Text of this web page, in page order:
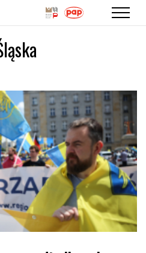
Przejdź
do